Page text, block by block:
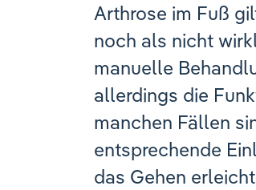
Arthrose im Fuß
noch als nicht
manuelle
allerdings die
manchen Fällen
entsprechende
das Gehen